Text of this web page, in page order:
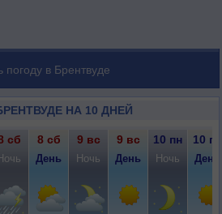
погоду в Брентвуде
НА 10 ДНЕЙ
сб 8 сб 9 вс 9 вс 10 пн 10 пн
День Ночь День Ночь День